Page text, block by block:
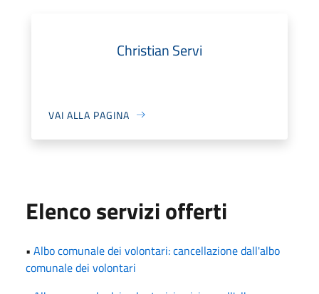
Christian Servi
VAI ALLA PAGINA
Elenco servizi offerti
• Albo comunale dei volontari: cancellazione dall'albo
comunale dei volontari